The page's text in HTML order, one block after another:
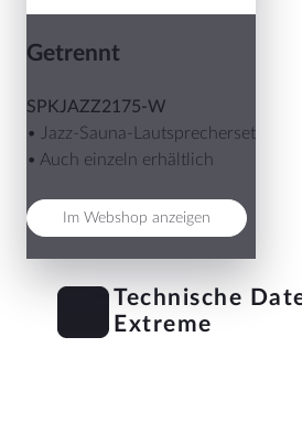
Getrennt
SPKJAZZ2175-W
• Jazz-Sauna-Lautsprecherset
• Auch einzeln erhältlich
Im Webshop anzeigen
Technische
Extreme